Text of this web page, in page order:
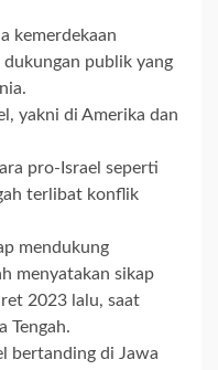
kemerdekaan
publik yang
yakni di Amerika dan
pro-Israel seperti
terlibat konflik
mendukung
menyatakan sikap
2023 lalu, saat
Tengah.
bertanding di Jawa